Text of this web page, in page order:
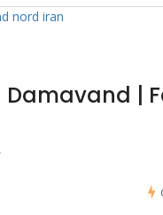
Damavand |